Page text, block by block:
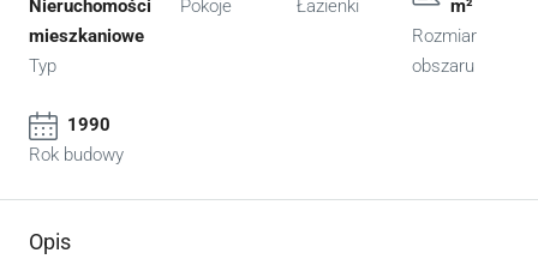
Nieruchomości
mieszkaniowe
Typ
Pokoje
Łazienki
m²
Rozmiar
obszaru
1990
Rok budowy
Opis